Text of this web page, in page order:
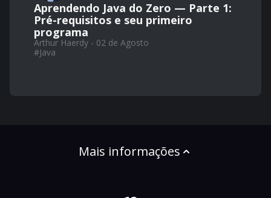
Aprendendo Java do Zero — Parte 1:
Pré-requisitos e seu primeiro
programa
Arthur Haerdy - 02 de Agosto
#Java
Mais informações